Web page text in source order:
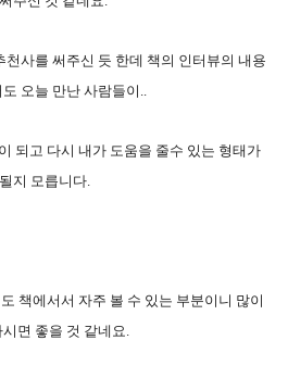
사를 써주신 듯 한데 책의 인터뷰의 내용
오늘 만난 사람들이..
되고 다시 내가 도움을 줄수 있는 형태가
될지 모릅니다.
책에서서 자주 볼 수 있는 부분이니 많이
시면 좋을 것 같네요.